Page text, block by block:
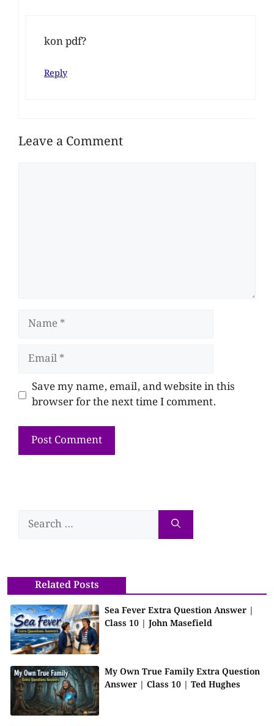
kon pdf?
Reply
Leave a Comment
Save my name, email, and website in this
browser for the next time I comment.
Related Posts
Sea Fever Extra Question Answer |
Class 10 | John Masefield
My Own True Family Extra Question
Answer | Class 10 | Ted Hughes